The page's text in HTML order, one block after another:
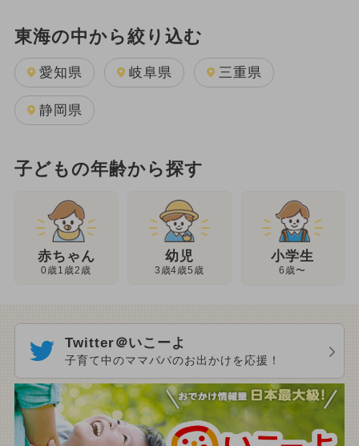
東海の中から絞り込む
愛知県 岐阜県 三重県
静岡県
子どもの年齢から探す
赤ちゃん
0歳1歳2歳
幼児
3歳4歳5歳
小学生
6歳〜
Twitter＠いこーよ
子育て中のママパパのお出かけを応援！